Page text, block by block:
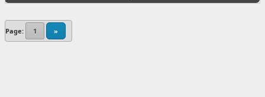
Page: 1 »